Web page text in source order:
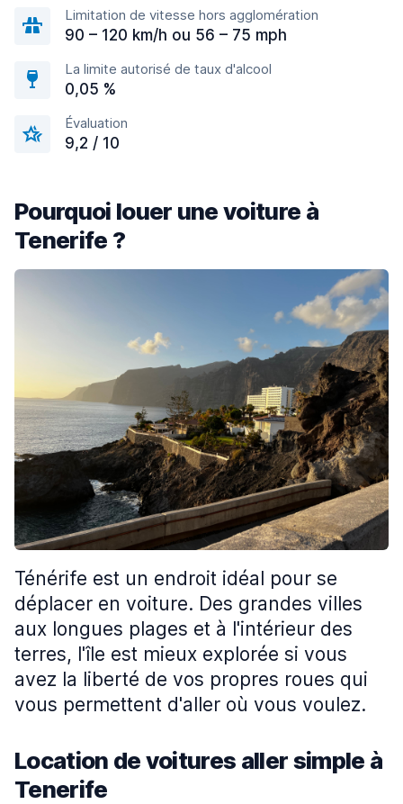
Limitation de vitesse hors agglomération
90 – 120 km/h ou 56 – 75 mph
La limite autorisé de taux d'alcool
0,05 %
Évaluation
9,2 / 10
Pourquoi louer une voiture à
Tenerife ?
Ténérife est un endroit idéal pour se
déplacer en voiture. Des grandes villes
aux longues plages et à l'intérieur des
terres, l'île est mieux explorée si vous
avez la liberté de vos propres roues qui
vous permettent d'aller où vous voulez.
Location de voitures aller simple à
Tenerife